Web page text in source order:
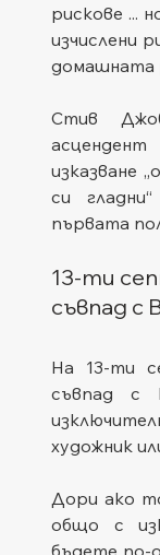
рискове ...
изчислени
домашната
Стив
изказване
си
първата
13-ти
съвпад с
На 13-ти
съвпад с
художник
Дори ако
общо с
бъдете по-